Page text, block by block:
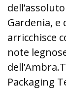
Gardenia, e
arricchisce
note
Packaging